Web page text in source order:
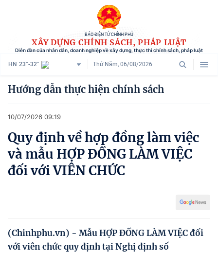
BÁO ĐIỆN TỬ CHÍNH PHỦ
XÂY DỰNG CHÍNH SÁCH, PHÁP LUẬT
Diễn đàn của nhân dân, doanh nghiệp về xây dựng, thực thi chính sách, pháp luật
HN 23°-32° Thứ Năm, 06/08/2026
Danh mục
Tham vấn chính sách
Người dân góp ý
Phát triển kinh tế tư nhân và doanh nghiệp dân tộc
Hướng dẫn thực hiện chính sách
10/07/2026 09:19
Quy định về hợp đồng làm việc
và mẫu HỢP ĐỒNG LÀM VIỆC
đối với VIÊN CHỨC
(Chinhphu.vn) - Mẫu HỢP ĐỒNG LÀM VIỆC đối
với viên chức quy định tại Nghị định số